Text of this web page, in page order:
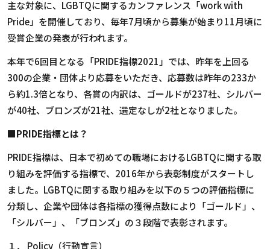
主な対象に、LGBTQに関するカンファレンス「work with
Pride」を開催しており、毎年7月頃から募集が始まり11月頃に
受賞企業の発表が行われます。
本年で6回目となる「PRIDE指標2021」では、昨年を上回る
300の企業・団体より応募をいただき、応募数は昨年の233か
ら約1.3倍となり、各賞の内訳は、ゴールドが237社、シルバー
が40社、ブロンズが21社、選定なしが2社となりました。
■PRIDE指標とは？
PRIDE指標は、日本で初めての職場におけるLGBTQに関する取
り組みを評価する指標で、2016年から表彰制度がスタートし
ました。LGBTQに関する取り組みを以下の５つの評価指標に
分類し、企業や団体は各指標の獲得点数により「ゴールド」、
「シルバー」、「ブロンズ」の３段階で表彰されます。
１． Policy（行動宣言）